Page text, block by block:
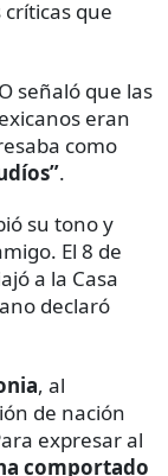
que
señaló que las
eran
como
.
su tono y
El 8 de
a la Casa
declaró
, al
de nación
expresar al
comportado